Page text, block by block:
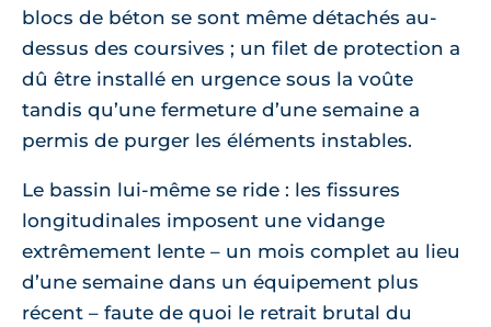
blocs de béton se sont même détachés au-
dessus des coursives ; un filet de protection a
dû être installé en urgence sous la voûte
tandis qu’une fermeture d’une semaine a
permis de purger les éléments instables.
Le bassin lui-même se ride : les fissures
longitudinales imposent une vidange
extrêmement lente – un mois complet au lieu
d’une semaine dans un équipement plus
récent – faute de quoi le retrait brutal du